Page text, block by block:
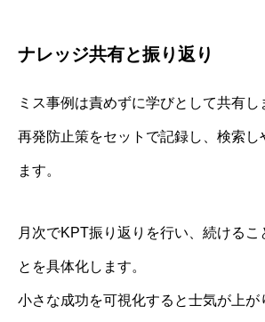
ナレッジ共有と振り返り
ミス事例は責めずに学びとして共有し
再発防止策をセットで記録し、検索し
ます。
月次でKPT振り返りを行い、続けるこ
とを具体化します。
小さな成功を可視化すると士気が上が